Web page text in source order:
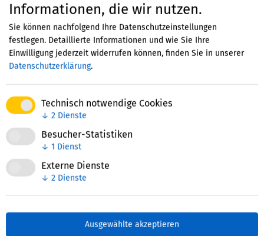
Informationen, die wir nutzen.
Sie können nachfolgend Ihre Datenschutzeinstellungen
festlegen. Detaillierte Informationen und wie Sie Ihre
Einwilligung jederzeit widerrufen können, finden Sie in unserer
Datenschutzerklärung.
Technisch notwendige Cookies
↓ 2 Dienste
Besucher-Statistiken
↓ 1 Dienst
Externe Dienste
↓ 2 Dienste
Ausgewählte akzeptieren
10. Sitzung am 26. Oktober 2021
9. Sitzung am 21. April 2021
8. Sitzung am 29. Oktober 2020
7. Sitzung am 22. Oktober 2019
6. Sitzung am 4. April 2019